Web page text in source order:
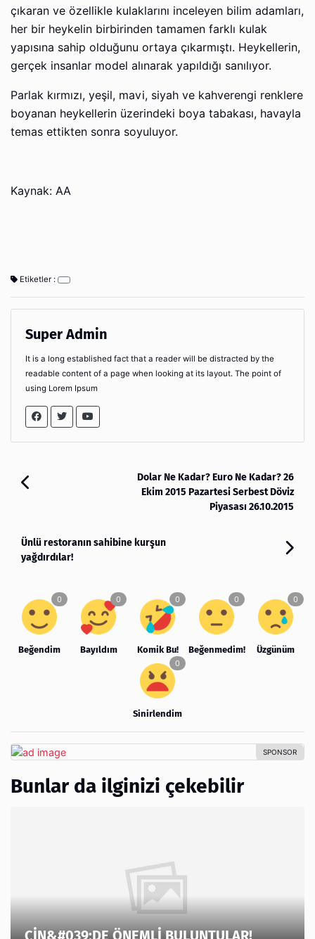
çıkaran ve özellikle kulaklarını inceleyen bilim adamları,
her bir heykelin birbirinden tamamen farklı kulak
yapısına sahip olduğunu ortaya çıkarmıştı. Heykellerin,
gerçek insanlar model alınarak yapıldığı sanılıyor.
Parlak kırmızı, yeşil, mavi, siyah ve kahverengi renklere
boyanan heykellerin üzerindeki boya tabakası, havayla
temas ettikten sonra soyuluyor.
Kaynak: AA
Etiketler :
Super Admin
It is a long established fact that a reader will be distracted by the
readable content of a page when looking at its layout. The point of
using Lorem Ipsum
Dolar Ne Kadar? Euro Ne Kadar? 26
Ekim 2015 Pazartesi Serbest Döviz
Piyasası 26.10.2015
Ünlü restoranın sahibine kurşun
yağdırdılar!
Beğendim Bayıldım Komik Bu! Beğenmedim! Üzgünüm
Sinirlendim
Bunlar da ilginizi çekebilir
ÇİN&#039;DE ÖNEMLİ BULUNTULAR!